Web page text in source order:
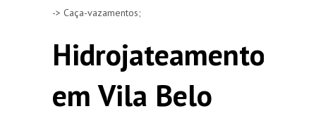
-> Caça-vazamentos;
Hidrojateamento
em Vila Belo